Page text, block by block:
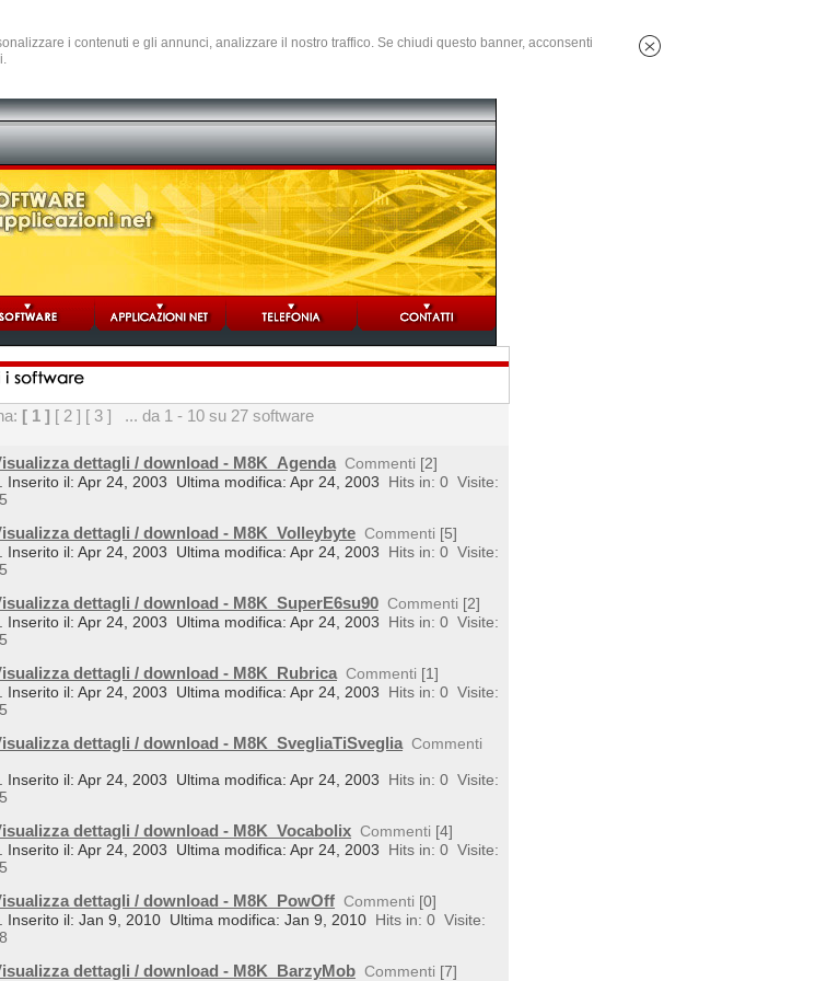
i contenuti e gli annunci, analizzare il nostro traffico. Se chiudi questo banner, acconsenti
[ 1 ] [ 2 ] [ 3 ] ... da 1 - 10 su 27 software
dettagli / download - M8K_Agenda Commenti [2]
Inserito il: Apr 24, 2003
Ultima modifica: Apr 24, 2003 Hits in: 0 Visite:
dettagli / download - M8K_Volleybyte Commenti [5]
Inserito il: Apr 24, 2003
Ultima modifica: Apr 24, 2003 Hits in: 0 Visite:
dettagli / download - M8K_SuperE6su90 Commenti [2]
Inserito il: Apr 24, 2003
Ultima modifica: Apr 24, 2003 Hits in: 0 Visite:
dettagli / download - M8K_Rubrica Commenti [1]
Inserito il: Apr 24, 2003
Ultima modifica: Apr 24, 2003 Hits in: 0 Visite:
dettagli / download - M8K_SvegliaTiSveglia Commenti
Inserito il: Apr 24, 2003
Ultima modifica: Apr 24, 2003 Hits in: 0 Visite:
dettagli / download - M8K_Vocabolix Commenti [4]
Inserito il: Apr 24, 2003
Ultima modifica: Apr 24, 2003 Hits in: 0 Visite:
dettagli / download - M8K_PowOff Commenti [0]
Inserito il: Jan 9, 2010 Ultima modifica: Jan 9, 2010 Hits in: 0 Visite:
dettagli / download - M8K_BarzyMob Commenti [7]